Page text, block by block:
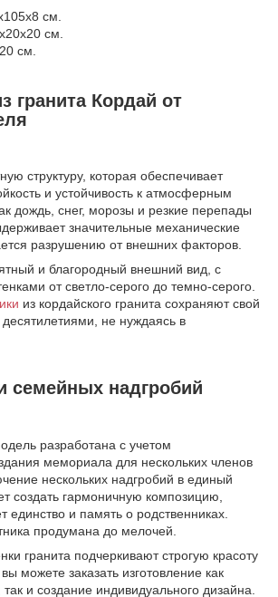
см.
см.
см.
гранита Кордай от
структуру, которая обеспечивает
и устойчивость к атмосферным
дождь, снег, морозы и резкие перепады
значительные механические
разрушению от внешних факторов.
и благородный внешний вид, с
от светло-серого до темно-серого.
из кордайского гранита сохраняют свой
не нуждаясь в
семейных надгробий
разработана с учетом
мемориала для нескольких членов
нескольких надгробий в единый
создать гармоничную композицию,
единство и память о родственниках.
продумана до мелочей.
гранита подчеркивают строгую красоту
можете заказать изготовление как
так и создание индивидуального дизайна.